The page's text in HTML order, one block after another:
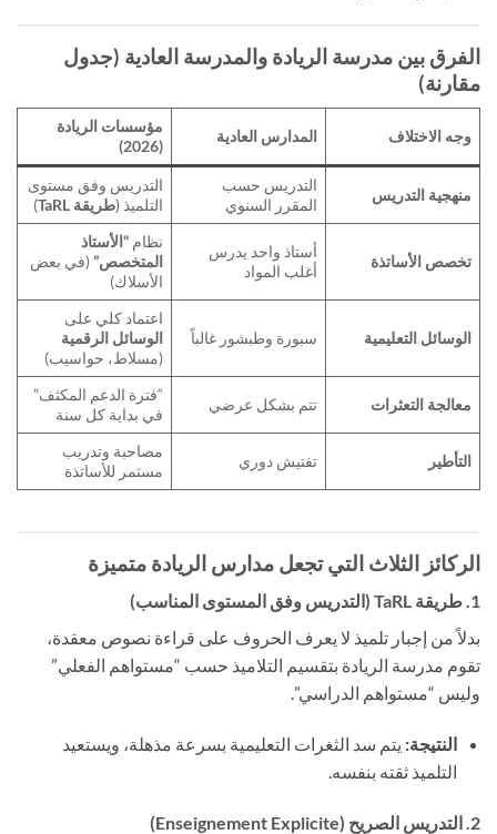
الفرق بين مدرسة الريادة والمدرسة العادية (جدول
مقارنة)
وجه الاختلاف المدارس العادية
مؤسسات الريادة
(2026)
منهجية التدريس
التدريس حسب
المقرر السنوي
التدريس وفق مستوى
التلميذ (طريقة TaRL )
تخصص الأساتذة
أستاذ واحد يدرس
أغلب المواد
نظام“الأستاذ
المتخصص”(في بعض
الأسلاك)
الوسائل التعليمية سبورة وطبشور غالباً
اعتماد كلي على
الوسائل الرقمية
(مسلاط، حواسيب)
معالجة التعثرات تتم بشكل عرضي
“فترة الدعم المكثف”
في بداية كل سنة
التأطير تفتيش دوري
مصاحبة وتدريب
مستمر للأساتذة
الركائز الثلاث التي تجعل مدارس الريادة متميزة
1. طريقة TaRL (التدريس وفق المستوى المناسب)
بدلاً من إجبار تلميذ لا يعرف الحروف على قراءة نصوص معقدة،
تقوم مدرسة الريادة بتقسيم التلاميذ حسب “مستواهم الفعلي”
وليس “مستواهم الدراسي”.
النتيجة: يتم سد الثغرات التعليمية بسرعة مذهلة، ويستعيد
التلميذ ثقته بنفسه.
2. التدريس الصريح (Enseignement Explicite)